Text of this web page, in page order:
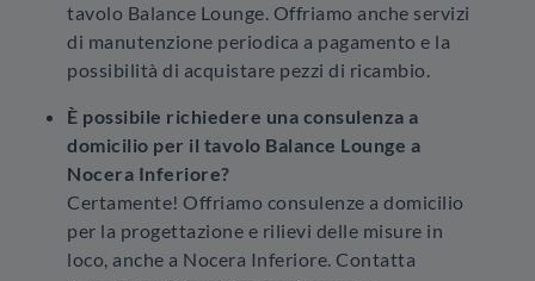
tavolo Balance Lounge. Offriamo anche servizi
di manutenzione periodica a pagamento e la
possibilità di acquistare pezzi di ricambio.
È possibile richiedere una consulenza a
domicilio per il tavolo Balance Lounge a
Nocera Inferiore?
Certamente! Offriamo consulenze a domicilio
per la progettazione e rilievi delle misure in
loco, anche a Nocera Inferiore. Contatta